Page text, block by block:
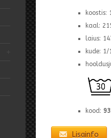
koostis:
kaal:
laius:
kude: 1/
kood:
Lisainfo